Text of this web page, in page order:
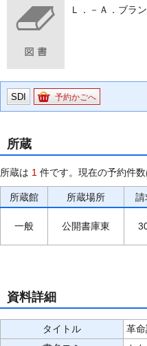
Ｌ．－Ａ．ブラ
SDI 予約かごへ
所蔵
所蔵は 1 件です。現在の予約件数
所蔵館 所蔵場所 請
一般 公開書庫東
資料詳細
タイトル
革命